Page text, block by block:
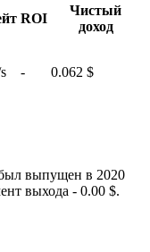
ROI
Чистый
доход
- 0.062 $
выпущен в 2020
выхода - 0.00 $.